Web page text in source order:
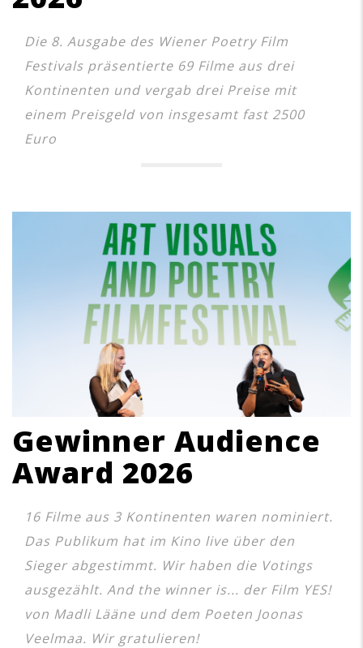
Die 8. Ausgabe des Wiener Poetry Film
Festivals präsentierte 69 Filme aus drei
Kontinenten und vergab drei Preise mit
einem Preisgeld von insgesamt fast 2500
Euro
Gewinner Audience
Award 2026
16 Filme aus 3 Kontinenten waren nominiert.
Das Publikum hat im Kino live über den
Sieger abgestimmt. Wir haben die Votings
ausgezählt. And the winner is... der Film YES!
von Madli Lääne und dem Poeten Joonas
Veelmaa. Wir gratulieren!